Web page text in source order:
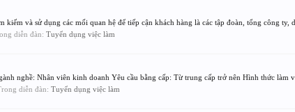
và sử dụng các mối quan hệ để tiếp cận khách hàng là các tập đoàn, tổng công ty,
diễn đàn: Tuyển dụng việc làm
nghề: Nhân viên kinh doanh Yêu cầu bằng cấp: Từ trung cấp trở nên Hình thức làm
diễn đàn: Tuyển dụng việc làm